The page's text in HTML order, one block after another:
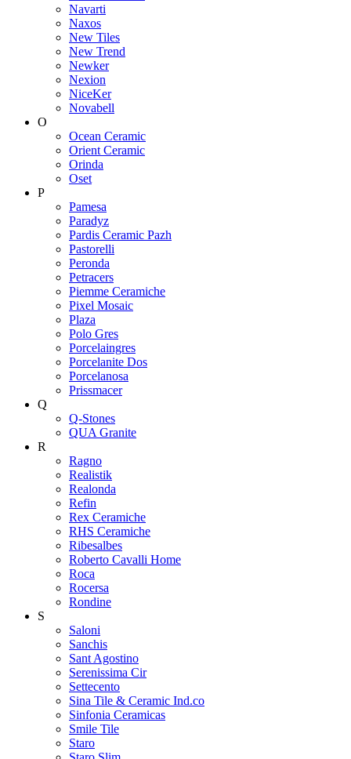
Navarti
Naxos
New Tiles
New Trend
Newker
Nexion
NiceKer
Novabell
O
Ocean Ceramic
Orient Ceramic
Orinda
Oset
P
Pamesa
Paradyz
Pardis Ceramic Pazh
Pastorelli
Peronda
Petracers
Piemme Ceramiche
Pixel Mosaic
Plaza
Polo Gres
Porcelaingres
Porcelanite Dos
Porcelanosa
Prissmacer
Q
Q-Stones
QUA Granite
R
Ragno
Realistik
Realonda
Refin
Rex Ceramiche
RHS Ceramiche
Ribesalbes
Roberto Cavalli Home
Roca
Rocersa
Rondine
S
Saloni
Sanchis
Sant Agostino
Serenissima Cir
Settecento
Sina Tile & Ceramic Ind.co
Sinfonia Ceramicas
Smile Tile
Staro